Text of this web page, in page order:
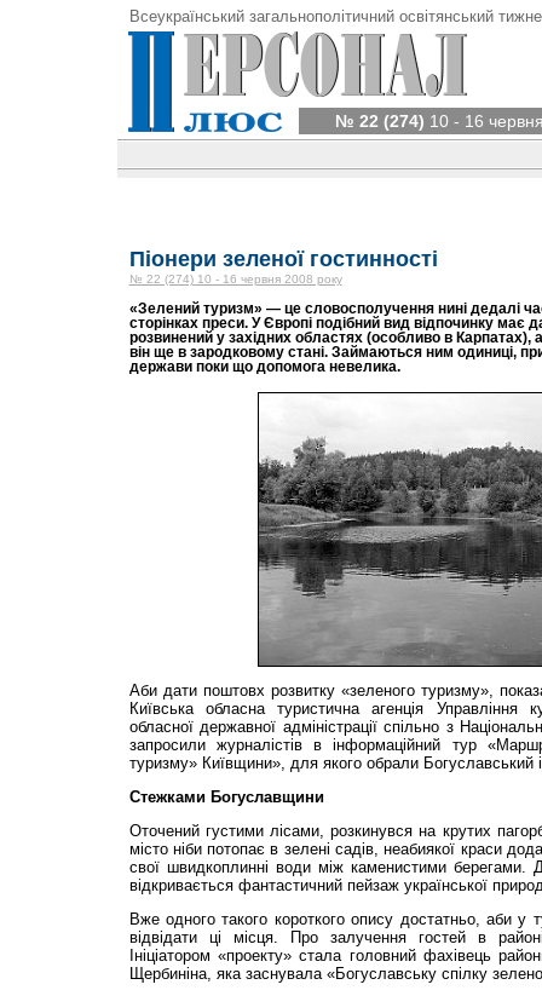
Всеукраїнський загальнополітичний освітянський
№ 22 (274) 10 - 16
Піонери зеленої гостинності
№ 22 (274) 10 - 16 червня 2008 року
«Зелений туризм» — це словосполучення нині дедалі
сторінках преси. У Європі подібний вид відпочинку має
розвинений у західних областях (особливо в Карпатах), а
він ще в зародковому стані. Займаються ним одиниці,
держави поки що допомога невелика.
Аби дати поштовх розвитку «зеленого туризму»,
Київська обласна туристична агенція Управління
обласної державної адміністрації спільно з
запросили журналістів в інформаційний тур
туризму» Київщини», для якого обрали Богуславський
Стежками Богуславщини
Оточений густими лісами, розкинувся на крутих
місто ніби потопає в зелені садів, неабиякої краси
свої швидкоплинні води між каменистими берегами.
відкривається фантастичний пейзаж української
Вже одного такого короткого опису достатньо, аби у
відвідати ці місця. Про залучення гостей в
Ініціатором «проекту» стала головний фахівець
Щербиніна, яка заснувала «Богуславську спілку